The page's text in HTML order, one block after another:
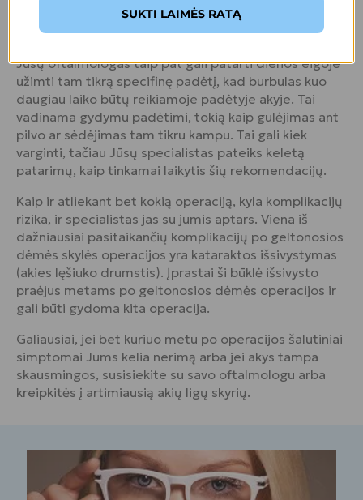
neišnykęs, pasikonsultuokite su gydytoju, nes dujos
burbule gali reaguoti su kitomis medžiagomis.
Jūsų oftalmologas taip pat gali patarti dienos eigoje
užimti tam tikrą specifinę padėtį, kad burbulas kuo
daugiau laiko būtų reikiamoje padėtyje akyje. Tai
vadinama gydymu padėtimi, tokią kaip gulėjimas ant
pilvo ar sėdėjimas tam tikru kampu. Tai gali kiek
varginti, tačiau Jūsų specialistas pateiks keletą
patarimų, kaip tinkamai laikytis šių rekomendacijų.
Kaip ir atliekant bet kokią operaciją, kyla komplikacijų
rizika, ir specialistas jas su jumis aptars. Viena iš
dažniausiai pasitaikančių komplikacijų po geltonosios
dėmės skylės operacijos yra kataraktos išsivystymas
(akies lęšiuko drumstis). Įprastai ši būklė išsivysto
praėjus metams po geltonosios dėmės operacijos ir
gali būti gydoma kita operacija.
Galiausiai, jei bet kuriuo metu po operacijos šalutiniai
simptomai Jums kelia nerimą arba jei akys tampa
skausmingos, susisiekite su savo oftalmologu arba
kreipkitės į artimiausią akių ligų skyrių.
SUKTI LAIMĖS RATĄ